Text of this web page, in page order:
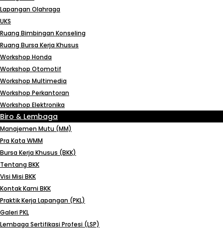
Lapangan Olahraga
UKS
Ruang Bimbingan Konseling
Ruang Bursa Kerja Khusus
Workshop Honda
Workshop Otomotif
Workshop Multimedia
Workshop Perkantoran
Workshop Elektronika
Biro & Lembaga
Manajemen Mutu (MM)
Pra Kata WMM
Bursa Kerja Khusus (BKK)
Tentang BKK
Visi Misi BKK
Kontak Kami BKK
Praktik Kerja Lapangan (PKL)
Galeri PKL
Lembaga Sertifikasi Profesi (LSP)